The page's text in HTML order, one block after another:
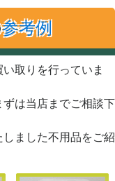
参考例
取りを行っていま
は当店までご相談下
ました不用品をご紹